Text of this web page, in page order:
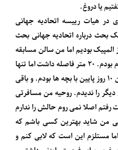
یا دروغ.
در هیات رییسه اتحادیه جهانی
درباره اتحادیه جهانی بحث
شخصی من است. ما ۱۲ روز المپیک بودیم اما من سالن مسابقه
المپیک را ندیدم و همیشه سالن‌گرم بودم. ۲۰ متر فاصله داشت اما تنها
کسی بودم که سالن را ندیدم و عین ۱۰ روز پایین با بچه ها بودم. و باقی
را ندیدم. روحیه من مسافرتی
اصلا نمی روم حالش را ندارم
من شاید بهترین کسی باشم که
مستلزم این است که لابی کنم و